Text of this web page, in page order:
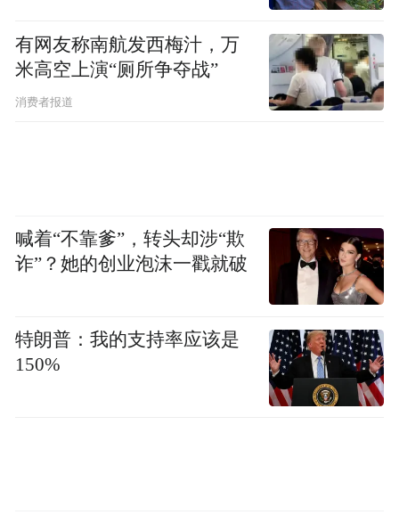
人气奖是个什么鬼？
持率最高的明星可获得“人气奖”。而由于此
前百想的投票并不对外海开放，大量中国粉
号、找代办公司等方式参与。在朴信惠获奖
的这5届百想大赏中，同期获人气奖的女明星
包括Krystal、Yuri、姜素拉、文根英。
有网友称南航发西梅汁，万
米高空上演“厕所争夺战”
消费者报道
喊着“不靠爹”，转头却涉“欺
诈”？她的创业泡沫一戳就破
特朗普：我的支持率应该是
150%